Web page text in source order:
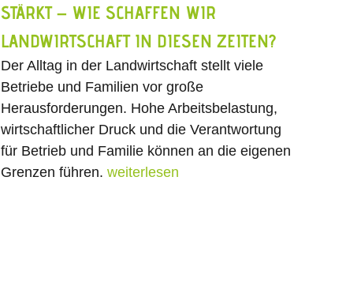
STÄRKT – WIE SCHAFFEN WIR
LANDWIRTSCHAFT IN DIESEN ZEITEN?
Der Alltag in der Landwirtschaft stellt viele
Betriebe und Familien vor große
Herausforderungen. Hohe Arbeitsbelastung,
wirtschaftlicher Druck und die Verantwortung
für Betrieb und Familie können an die eigenen
Grenzen führen. weiterlesen